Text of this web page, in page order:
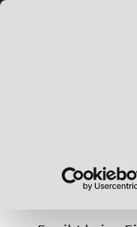
B C